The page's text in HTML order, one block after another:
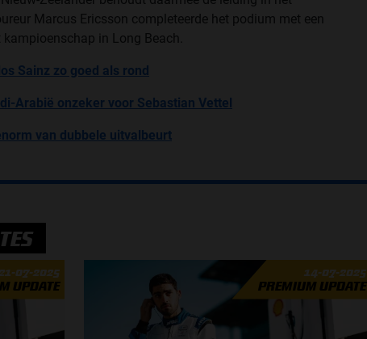
Marcus Ericsson completeerde het podium met een
in Long Beach.
Sainz zo goed als rond
Arabië onzeker voor Sebastian Vettel
van dubbele uitvalbeurt
21-07-2025
UPDATE
14-07-2025
PREMIUM UPDATE